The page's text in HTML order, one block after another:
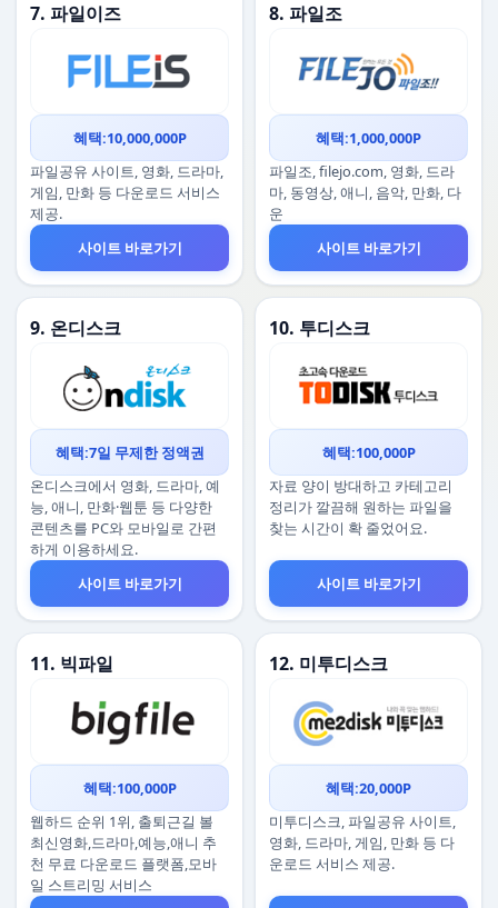
7. 파일이즈
혜택:10,000,000P
파일공유 사이트, 영화, 드라마,
게임, 만화 등 다운로드 서비스
제공.
사이트 바로가기
8. 파일조
혜택:1,000,000P
파일조, filejo.com, 영화, 드라
마, 동영상, 애니, 음악, 만화, 다
운
사이트 바로가기
9. 온디스크
혜택:7일 무제한 정액권
온디스크에서 영화, 드라마, 예
능, 애니, 만화·웹툰 등 다양한
콘텐츠를 PC와 모바일로 간편
하게 이용하세요.
사이트 바로가기
10. 투디스크
혜택:100,000P
자료 양이 방대하고 카테고리
정리가 깔끔해 원하는 파일을
찾는 시간이 확 줄었어요.
사이트 바로가기
11. 빅파일
혜택:100,000P
웹하드 순위 1위, 출퇴근길 볼
최신영화,드라마,예능,애니 추
천 무료 다운로드 플랫폼,모바
일 스트리밍 서비스
12. 미투디스크
혜택:20,000P
미투디스크, 파일공유 사이트,
영화, 드라마, 게임, 만화 등 다
운로드 서비스 제공.